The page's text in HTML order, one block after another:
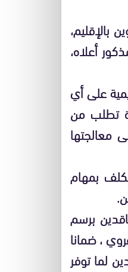
بالإقليم،
أعلاه،
على أي
تطلب من
معالجتها
بمهام
برسم
، ضمانا
بتعاقدين لما توفر